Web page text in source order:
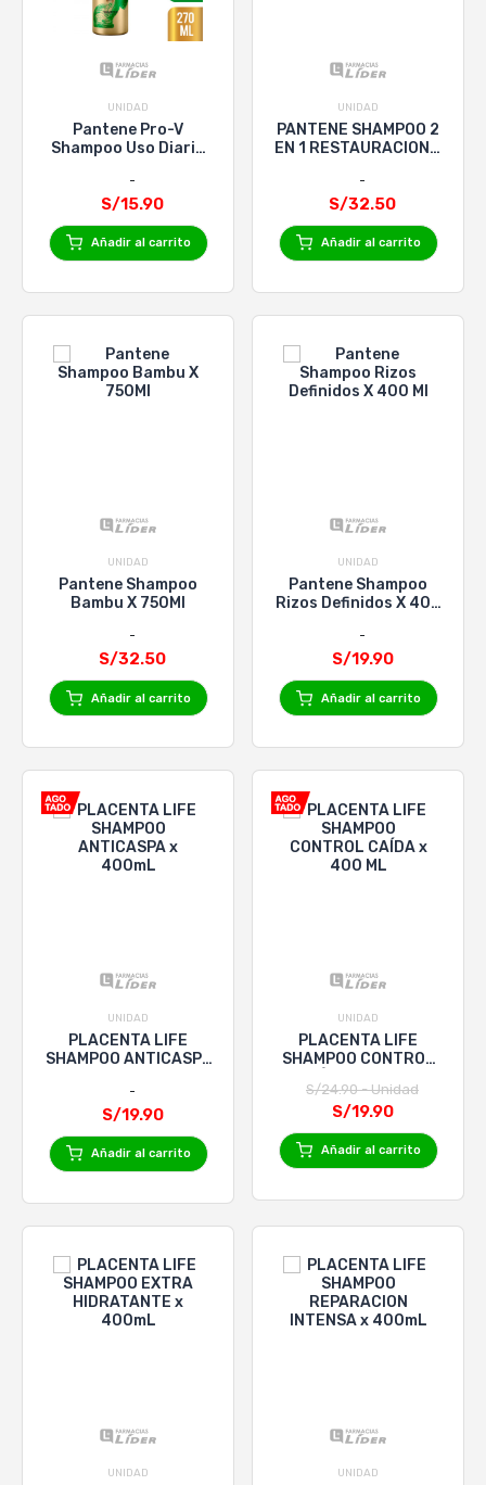
UNIDAD
Pantene Pro-V
Shampoo Uso Diario
270Ml
S/15.90
Añadir al carrito
UNIDAD
PANTENE SHAMPOO 2
EN 1 RESTAURACION x
S/32.50
Añadir al carrito
UNIDAD
Pantene Shampoo
Bambu X 750Ml
S/32.50
Añadir al carrito
UNIDAD
Pantene Shampoo
Rizos Definidos X 400
S/19.90
Añadir al carrito
UNIDAD
PLACENTA LIFE
SHAMPOO ANTICASPA
S/19.90
Añadir al carrito
UNIDAD
PLACENTA LIFE
SHAMPOO CONTROL
S/24.90 - Unidad
S/19.90
Añadir al carrito
UNIDAD UNIDAD